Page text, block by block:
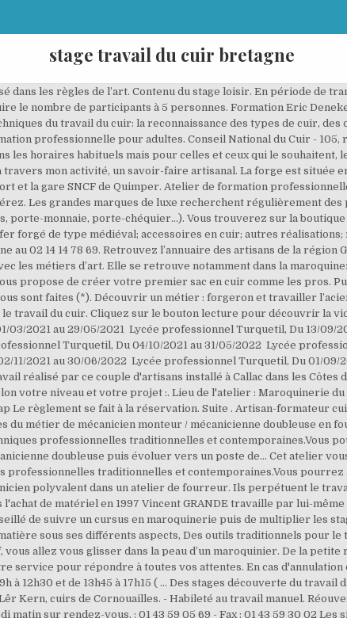
stage travail du cuir bretagne
Durant le stage, plusieurs points peuvent être abordés selon votre niveau et votre projet :. Lieu de l'atelier : Maroquinerie du Cotentin La Martinière 50200 Ancteville (à 10 mn de Coutances) Votre itinéraire sur Google map Le règlement se fait à la réservation. Suite . Artisan-formateur cuir Formateur Cuir. Dans cet atelier d'apprentissage des techniques professionnelles du métier de mécanicien monteur / mécanicienne doubleuse en fourrure, vous pourrez acquérir les fondamentaux du poste, dans le respect des techniques professionnelles traditionnelles et contemporaines.Vous pourrez acquérir des compétences complémentaires de mécanicien doubleur / mécanicienne doubleuse puis évoluer vers un poste de... Cet atelier vous permettra d'acquérir les compétences de base de fourreur, dans le respect des techniques professionnelles traditionnelles et contemporaines.Vous pourrez acquérir des compétences complémentaires de fourreur, puis évoluer vers un poste de technicien polyvalent dans un atelier de fourreur. Ils perpétuent le travail du cuir et de la tapisserie sur meuble en rénovant des fauteuils club. En investissant dans l'achat de matériel en 1997 Vincent GRANDE travaille par lui-même les cuirs et la maroquinerie, en vrai passionné. Pour se former (et trouver du travail), il est conseillé de suivre un cursus en maroquinerie puis de multiplier les stages auprès des professionnels pour se spécialiser dans la ganterie. Découverte : De la matière sous ses différents aspects, Des outils traditionnels pour le travail à la main. Vous allez aussi coudre à la main, encoller, teindre les tranches du cuir, bref, vous allez vous glisser dans la peau d’un maroquinier. De la petite réparation jusqu’au changement total du cuir, mes compétences et mon savoir-faire sont à votre service pour répondre à toutes vos attentes. En cas d'annulation due à la crise sanitaire, vous pourrez vous inscrire sur une autre date. Accueil. le mardi de 9h à 12h30 et de 13h45 à 17h15 ( … Des stages découverte du travail du cuir sont proposés à Ancteville. La concurrence est forte et les débouchés limités. Lêr Kern, cuirs de Cornouailles. - Habileté au travail manuel. Réouverture le lundi 4 janvier 2021 à 14h. Préparer le CAP fourrure en 1 an, à Paris. Le lundi et le samedi matin sur rendez-vous. : 01 43 59 05 69 - Fax : 01 43 59 30 02 Les sièges restaurés font partie de notre patrimoine français. Vous le dessinez, le patronnez, le découpez. Le maroquinier qui maîtrise toutes ces techniques peut ensuite réaliser des prototypes et réaliser des sacs. Vous avez reçu un bon cadeau ? Maryse Moalic d’Assistance Cuir Bretagne vous souhaite la bienvenue sur son site. 3e générale Disponible du 11 janvier 2021 au 6 juin 2021. Découvrez ou faites découvrir à vos proches, le travail artisanal du cuir et fabriquez votre objet en cuir comme un pro. The GRETA of Creation, Design and Fine Crafts, Dispositifs de formation professionnelle des salariés, Aides à l’employeur pour financer la formation des salariés en activité partielle. - Gantier: Il découpe le cuir, le coud et le décore pour fabriquer des gants. La maroquinerie est fermée du 26 Déc. se former aux techniques de base du travail du cuir. maroquinière Suite . Stage de bourrellerie: Stage de bourrellerie, initiation au travail du cuir, réparation de votre matériel d’équitation, harnais, licol, couture … Atelier cuir- chaussons bébé – 70700 Frasne le château Création, réparation et entretien. En restaurant un siège ancien, vous contribuez à pérenniser ce patrimoine. Les cours ont lieu. La restauration des fauteuils club en cuir est réalisée soit en conservant le cuir d'origine ancien (dans la mesure du possible), soit en remplaçant le cuir par une peau neuve patinée à l'ancienne ou bien par une peau de couleur. La gainerie offre la possibilité d'anoblir une grande partie des objets qui nous entourent. sacs et accessoires en cuir recycl ... Travail du cuir Suite . Maroquinerie, sellerie. Découverte du métier de coiffeur. Stage maroquinerie